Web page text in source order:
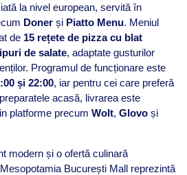
la nivel european, servită în
Donerși Piatto Menu. Meniul
de 15 rețete de pizza cu blat
de salate, adaptate gusturilor
Programul de funcționare este
și 22:00, iar pentru cei care preferă
acasă, livrarea este
platforme precum Wolt, Glovoși
modern și o ofertă culinară
București Mall reprezintă